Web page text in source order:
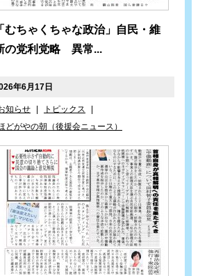
むちゃくちゃな政治」自民・維
の党利党略 異常...
年6月17日
知らせ トピックス
どがやの朝（後援会ニュース）